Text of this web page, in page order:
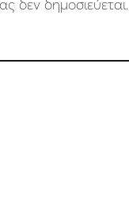
δεν δημοσιεύεται.